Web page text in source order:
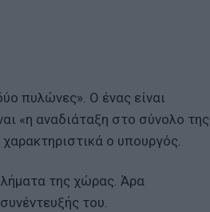
πυλώνες». Ο ένας είναι
«η αναδιάταξη στο σύνολο της
χαρακτηριστικά ο υπουργός.
της χώρας. Άρα
του.